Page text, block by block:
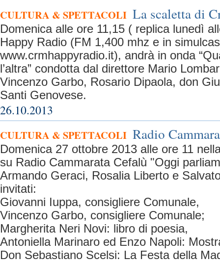
CULTURA & SPETTACOLI La scaletta di
Domenica alle ore 11,15 ( replica lunedì
Happy Radio (FM 1,400 mhz e in
www.crmhappyradio.it), andrà in onda
l’altra” condotta dal direttore Mario
Vincenzo Garbo, Rosario Dipaola, don
Santi Genovese.
26.10.2013
CULTURA & SPETTACOLI Radio
Domenica 27 ottobre 2013 alle ore 11
su Radio Cammarata Cefalù "Oggi
Armando Geraci, Rosalia Liberto e
invitati:
Giovanni Iuppa, consigliere Comunale,
Vincenzo Garbo, consigliere Comunale;
Margherita Neri Novi: libro di poesia,
Antoniella Marinaro ed Enzo Napoli:
Don Sebastiano Scelsi: La Festa della